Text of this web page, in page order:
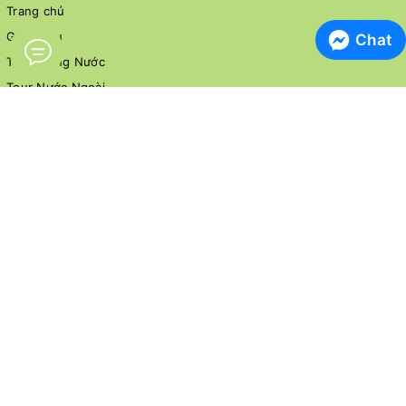
Trang chủ
Giới thiệu
Tour Trong Nước
Tour Nước Ngoài
Chat